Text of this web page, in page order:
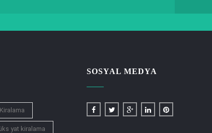
yat kiralama
SOSYAL MEDYA